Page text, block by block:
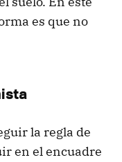
es que no
la regla de
en el encuadre